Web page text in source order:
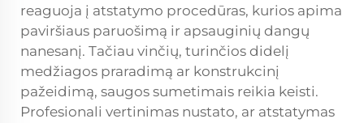
reaguoja į atstatymo procedūras, kurios apima
paviršiaus paruošimą ir apsauginių dangų
nanesanį. Tačiau vinčių, turinčios didelį
medžiagos praradimą ar konstrukcinį
pažeidimą, saugos sumetimais reikia keisti.
Profesionali vertinimas nustato, ar atstatymas